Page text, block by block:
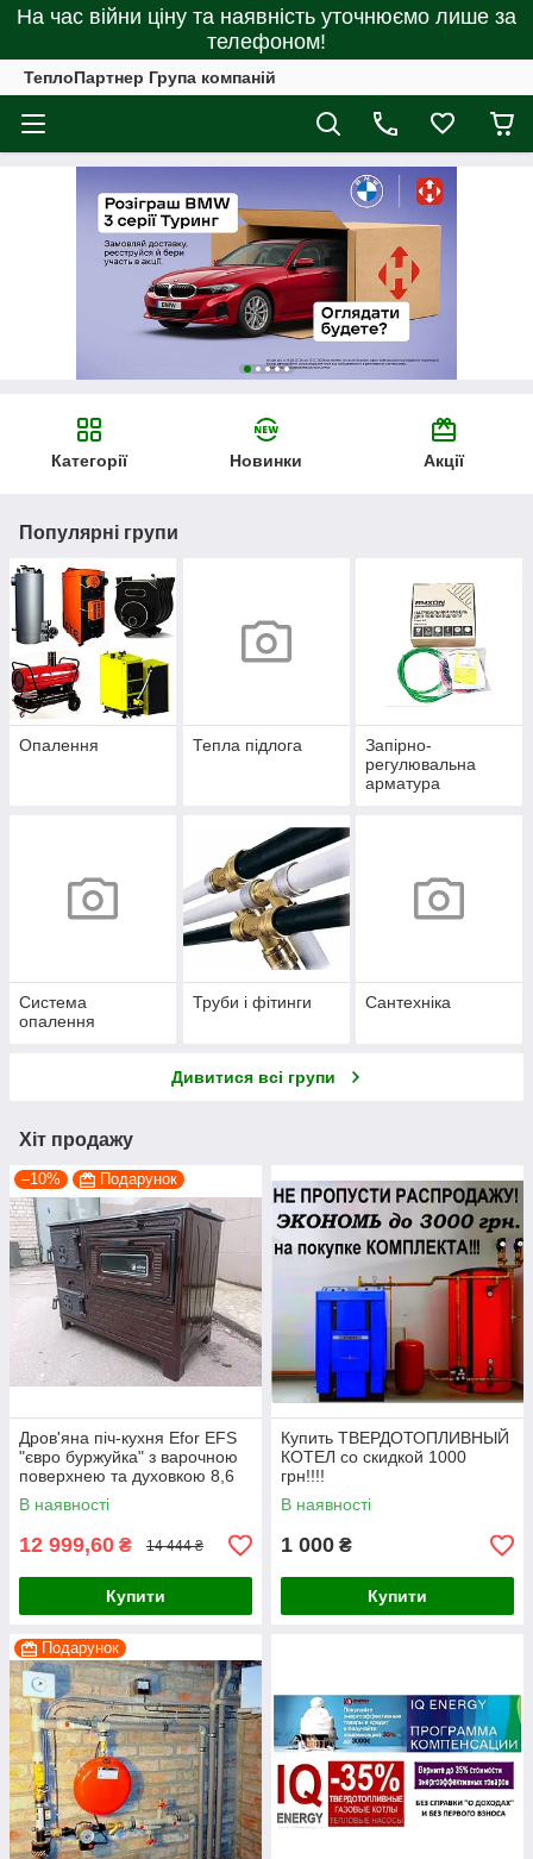
На час війни ціну та наявність уточнюємо лише за
телефоном!
ТеплоПартнер Група компаній
Категорії Новинки Акції
Популярні групи
Опалення Тепла підлога
Запірно-
регулювальна
арматура
Система
опалення
Труби і фітинги Сантехніка
Дивитися всі групи
Хіт продажу
–10% Подарунок
Дров'яна піч-кухня Efor EFS
"євро буржуйка" з варочною
поверхнею та духовкою 8,6
кВт. (дверцята чавун, топка
цегла)
В наявності
12 999,60 ₴ 14 444 ₴
Купити
Купить ТВЕРДОТОПЛИВНЫЙ
КОТЕЛ со скидкой 1000
грн!!!!
В наявності
1 000 ₴
Купити
Подарунок